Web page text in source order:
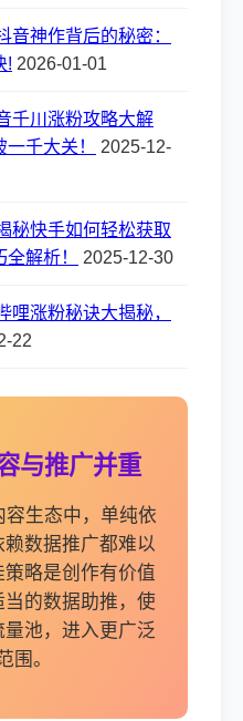
音神作背后的秘密：
! 2026-01-01
千川涨粉攻略大解
千大关！
2025-12-
秘快手如何轻松获取
解析！
2025-12-30
哩涨粉秘诀大揭秘，
22
与推广并重
容生态中，单纯依
数据推广都难以
略是创作有价值
的数据助推，使
池，进入更广泛
围。